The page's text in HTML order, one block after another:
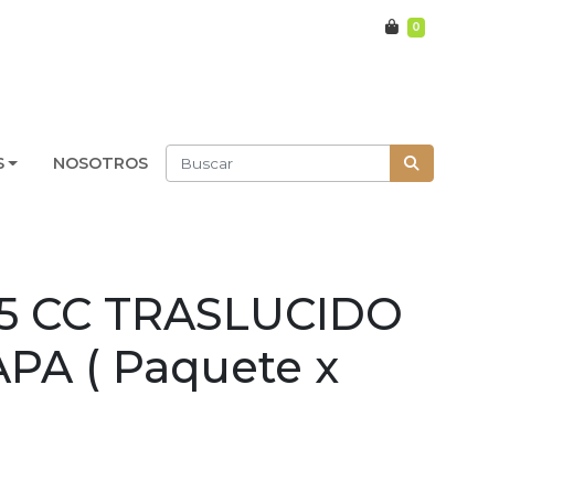
0
NOSOTROS
CC TRASLUCIDO
( Paquete x